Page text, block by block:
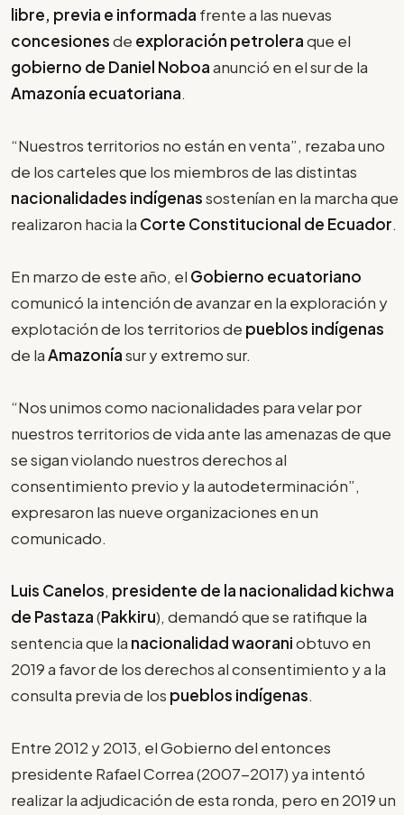
libre, previa e informada frente a las nuevas
concesionesde exploración petroleraque el
gobierno de Daniel Noboaanunció en el sur de la
Amazonía ecuatoriana.
“Nuestros territorios no están en venta”, rezaba uno
de los carteles que los miembros de las distintas
nacionalidades indígenassostenían en la marcha que
realizaron hacia la Corte Constitucional de Ecuador.
En marzo de este año, el Gobierno ecuatoriano
comunicó la intención de avanzar en la exploración y
explotación de los territorios de pueblos indígenas
de laAmazoníasur y extremo sur.
“Nos unimos como nacionalidades para velar por
nuestros territorios de vida ante las amenazas de que
se sigan violando nuestros derechos al
consentimiento previo y la autodeterminación”,
expresaron las nueve organizaciones en un
comunicado.
Luis Canelos, presidente de la nacionalidad kichwa
de Pastaza(Pakkiru), demandó que se ratifique la
sentencia que la nacionalidad waoraniobtuvo en
2019 a favor de los derechos al consentimiento y a la
consulta previa de los pueblos indígenas.
Entre 2012 y 2013, el Gobierno del entonces
presidente Rafael Correa (2007-2017) ya intentó
realizar la adjudicación de esta ronda, pero en 2019 un